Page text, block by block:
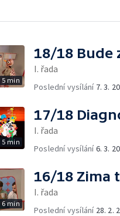
5 min
18/18 Bude
I. řada
Poslední vysílání 7. 3.
5 min
17/18
I. řada
Poslední vysílání6. 3.
6 min
16/18 Zima
I. řada
Poslední vysílání 28. 2.